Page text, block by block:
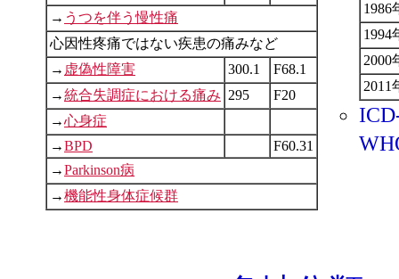
→ うつを伴う慢性痛
心因性疼痛ではない疾患の痛みなど
→ 虚偽性障害 300.1
F68.1
→統合失調症における痛み 295
F20
→心身症
→BPD
F60.31
→Parkinson病
→機能性身体症候群
1986
1994
2000
2011